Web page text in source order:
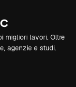
migliori lavori. Oltre
agenzie e studi.